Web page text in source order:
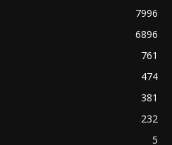
7996
6896
761
474
381
232
5